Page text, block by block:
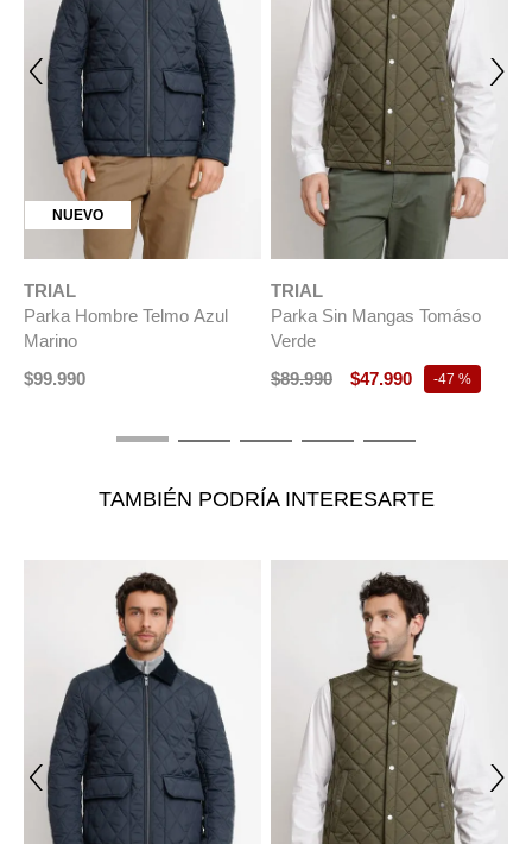
NUEVO
TRIAL
Parka Hombre Telmo Azul
Marino
$99.990
TRIAL
Parka Sin Mangas Tomáso
Verde
$89.990 $47.990 -47 %
TAMBIÉN PODRÍA INTERESARTE